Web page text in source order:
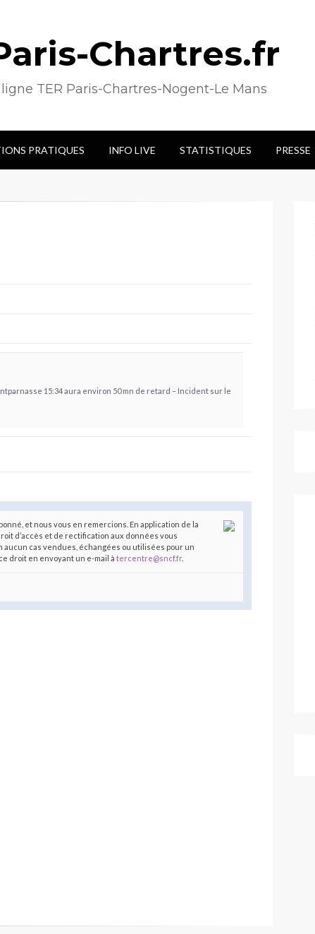
Chartres.fr
ligne TER Paris-Chartres-Nogent-Le Mans
PRATIQUES INFO LIVE STATISTIQUES PRESSE
15:34 aura environ 50 mn de retard – Incident sur le
et nous vous en remercions. En application de la
d’accès et de rectification aux données vous
aucun cas vendues, échangées ou utilisées pour un
droit en envoyant un e-mail à tercentre@sncf.fr.